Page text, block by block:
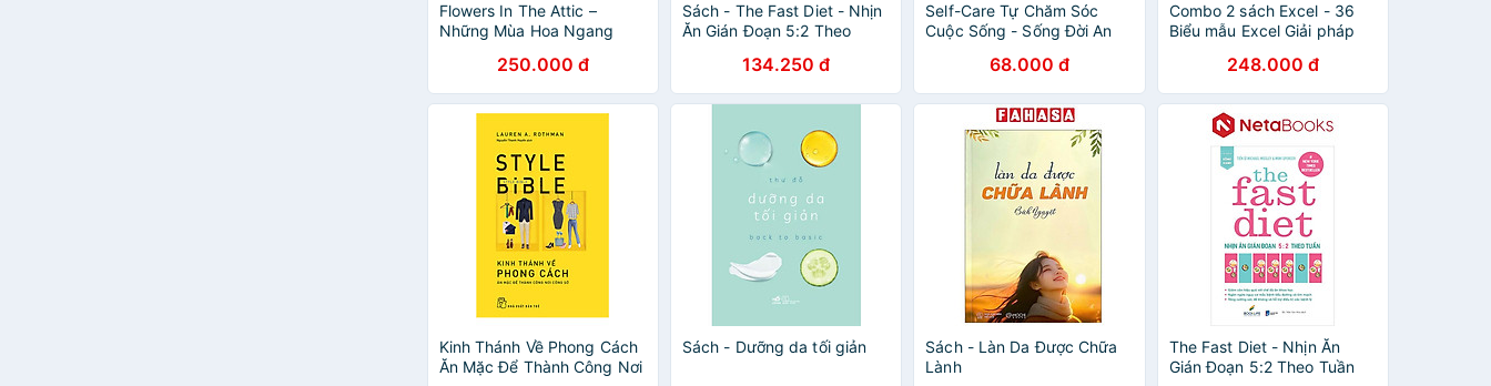
Flowers In The Attic –
Những Mùa Hoa Ngang
250.000 đ
Sách - The Fast Diet - Nhịn
Ăn Gián Đoạn 5:2 Theo
134.250 đ
Self-Care Tự Chăm Sóc
Cuộc Sống - Sống Đời An
68.000 đ
Combo 2 sách Excel - 36
Biểu mẫu Excel Giải pháp
248.000 đ
Kinh Thánh Về Phong Cách
Ăn Mặc Để Thành Công Nơi
Sách - Dưỡng da tối giản
Sách - Làn Da Được Chữa
Lành
The Fast Diet - Nhịn Ăn
Gián Đoạn 5:2 Theo Tuần